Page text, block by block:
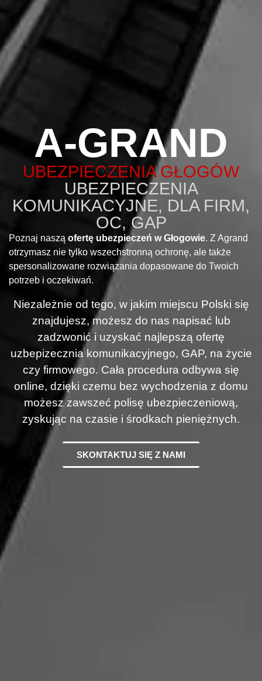
A-GRAND
UBEZPIECZENIA GŁOGÓW
UBEZPIECZENIA
KOMUNIKACYJNE, DLA FIRM,
OC, GAP
Poznaj naszą ofertę ubezpieczeń w Głogowie. Z Agrand
otrzymasz nie tylko wszechstronną ochronę, ale także
spersonalizowane rozwiązania dopasowane do Twoich
potrzeb i oczekiwań.
Niezależnie od tego, w jakim miejscu Polski się
znajdujesz, możesz do nas napisać lub
zadzwonić i uzyskać najlepszą ofertę
uzbepizecznia komunikacyjnego, GAP, na życie
czy firmowego. Cała procedura odbywa się
online, dzięki czemu bez wychodzenia z domu
możesz zawszeć polisę ubezpieczeniową,
zyskując na czasie i środkach pieniężnych.
SKONTAKTUJ SIĘ Z NAMI